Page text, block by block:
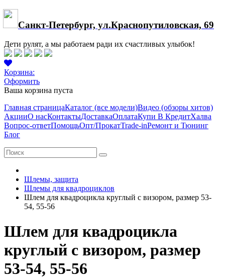
Cанкт-Петербург, ул.Краснопутиловская, 69
Дети рулят, а мы работаем ради их счастливых улыбок!
Корзина:
Оформить
Ваша корзина пуста
Главная страницаКаталог (все модели)Видео (обзоры хитов)
АкцииО насКонтактыДоставкаОплатаКупи В КредитХалва
Вопрос-ответПомощьОпт/ПрокатTrade-inРемонт и Тюнинг
Блог
Шлемы, защита
Шлемы для квадроциклов
Шлем для квадроцикла круглый с визором, размер 53-
54, 55-56
Шлем для квадроцикла
круглый с визором, размер
53-54, 55-56